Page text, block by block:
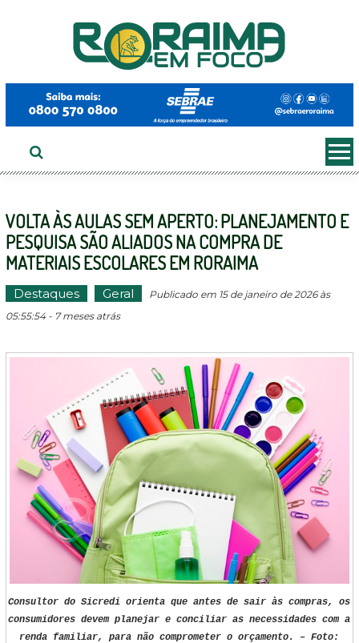
VOLTA ÀS AULAS SEM APERTO: PLANEJAMENTO E
PESQUISA SÃO ALIADOS NA COMPRA DE
MATERIAIS ESCOLARES EM RORAIMA
Destaques Geral
Publicado em 15 de janeiro de 2026 às
05:55:54 - 7 meses atrás
Consultor do Sicredi orienta que antes de sair às compras, os
consumidores devem planejar e conciliar as necessidades com a
renda familiar, para não comprometer o orçamento. – Foto: